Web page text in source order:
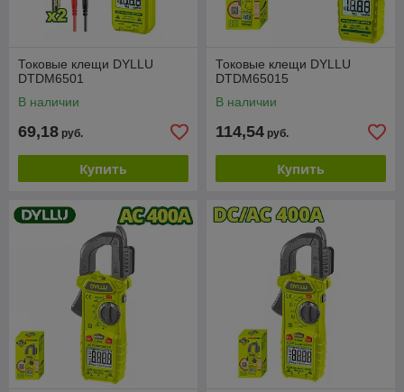
Токовые клещи DYLLU
DTDM6501
В наличии
69,18 руб.
Купить
Токовые клещи DYLLU
DTDM65015
В наличии
114,54 руб.
Купить